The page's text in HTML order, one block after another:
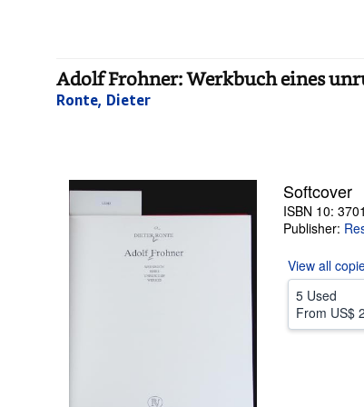
Adolf Frohner: Werkbuch eines
Ronte, Dieter
Softcover
ISBN 10:
Publisher:
View all
5 Used
From US$